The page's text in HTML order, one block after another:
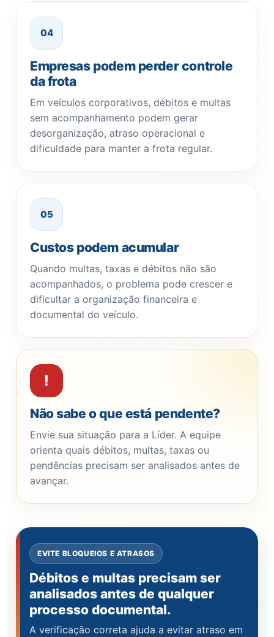
04
Empresas podem perder controle
da frota
Em veículos corporativos, débitos e multas
sem acompanhamento podem gerar
desorganização, atraso operacional e
dificuldade para manter a frota regular.
05
Custos podem acumular
Quando multas, taxas e débitos não são
acompanhados, o problema pode crescer e
dificultar a organização financeira e
documental do veículo.
!
Não sabe o que está pendente?
Envie sua situação para a Líder. A equipe
orienta quais débitos, multas, taxas ou
pendências precisam ser analisados antes de
avançar.
EVITE BLOQUEIOS E ATRASOS
Débitos e multas precisam ser
analisados antes de qualquer
processo documental.
A verificação correta ajuda a evitar atraso em